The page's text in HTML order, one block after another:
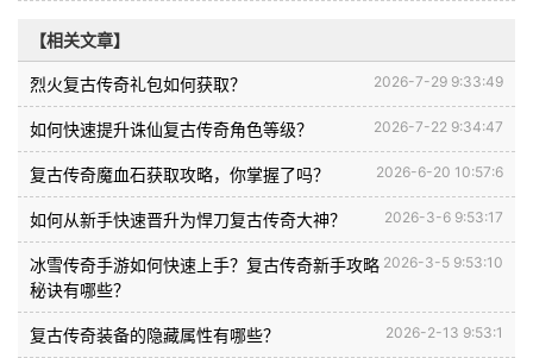
【相关文章】
2026-7-29 9:33:49
烈火复古传奇礼包如何获取？
2026-7-22 9:34:47
如何快速提升诛仙复古传奇角色等级？
2026-6-20 10:57:6
复古传奇魔血石获取攻略，你掌握了吗？
2026-3-6 9:53:17
如何从新手快速晋升为悍刀复古传奇大神？
2026-3-5 9:53:10
冰雪传奇手游如何快速上手？复古传奇新手攻略
秘诀有哪些？
2026-2-13 9:53:1
复古传奇装备的隐藏属性有哪些？